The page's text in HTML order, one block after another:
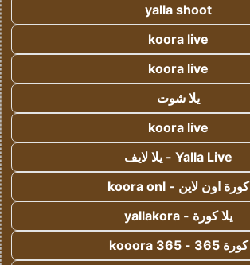
yalla shoot
koora live
koora live
يلا شوت
koora live
Yalla Live - يلا لايف
كورة اون لاين - koora onl
يلا كورة - yallakora
كورة 365 - kooora 365